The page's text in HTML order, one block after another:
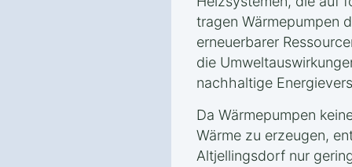
tragen Wärmepumpen
erneuerbarer
die
nachhaltige
Da Wärmepumpen
Wärme zu erzeugen,
Altjellingsdorf nur